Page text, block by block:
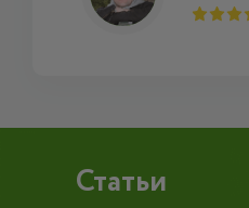
Статьи